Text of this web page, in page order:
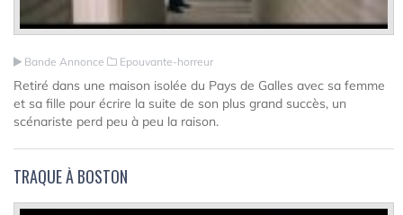
Bande Annonce Epouvante-horreur
Retiré dans une maison isolée du Pays de Galles avec sa femme
et sa fille pour écrire la suite de son plus grand succès, un
scénariste perd peu à peu la raison.
TRAQUE À BOSTON